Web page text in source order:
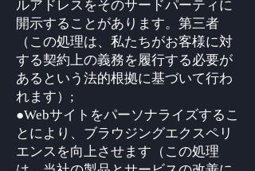
ルアドレスをそのサードパーティに
開示することがあります。第三者
（この処理は、私たちがお客様に対
する契約上の義務を履行する必要が
あるという法的根拠に基づいて行わ
れます）;
●Webサイトをパーソナライズするこ
とにより、ブラウジングエクスペリ
エンスを向上させます（この処理